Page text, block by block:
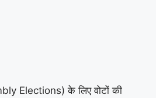
Elections) के लिए वोटों की